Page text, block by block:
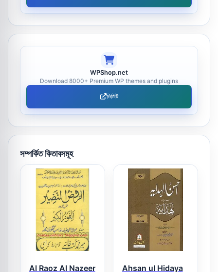
WPShop.net
Download 8000+ Premium WP themes and plugins
ভিজিট
সম্পর্কিত কিতাবসমূহ
Al Raoz Al Nazeer
Ahsan ul Hidaya